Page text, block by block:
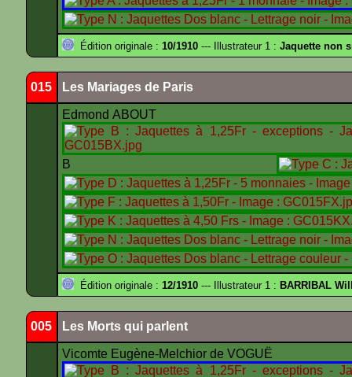
Édition originale : 10/1910 --- Illustrateur 1 : Jaquette non
015 Les Mariages de Paris
Edmond ABOUT
B
Édition originale : 12/1910 --- Illustrateur 1 : BARRIBAL
005 Les Morts qui parlent
Vicomte Eugène-Melchior de VOGUË